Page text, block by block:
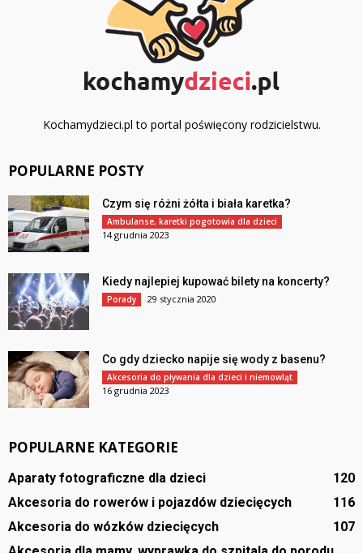
Kochamydzieci.pl to portal poświęcony rodzicielstwu.
POPULARNE POSTY
Czym się różni żółta i biała karetka?
Ambulanse, karetki pogotowia dla dzieci
14 grudnia 2023
Kiedy najlepiej kupować bilety na koncerty?
Porady 29 stycznia 2020
Co gdy dziecko napije się wody z basenu?
Akcesoria do pływania dla dzieci i niemowląt
16 grudnia 2023
POPULARNE KATEGORIE
Aparaty fotograficzne dla dzieci
120
Akcesoria do rowerów i pojazdów dziecięcych
116
Akcesoria do wózków dziecięcych
107